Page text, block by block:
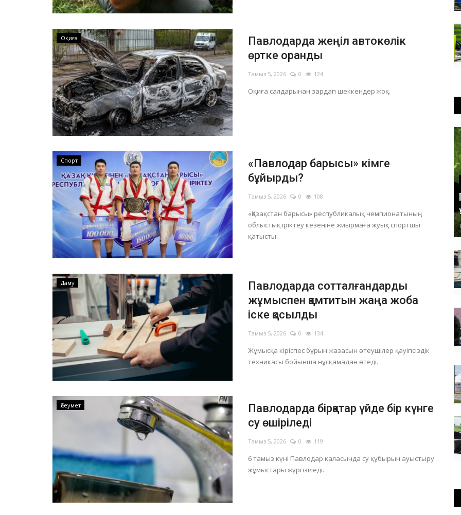
Павлодар облысындағы дала өрті оқшауланды
Оқиға
Павлодарда жеңіл автокөлік
өртке оранды
Тамыз 5, 2026 0 124
Оқиға салдарынан зардап шеккендер жоқ.
Спорт
«Павлодар барысы» кімге
бұйырды?
Тамыз 5, 2026 0 108
«Қазақстан барысы» республикалық чемпионатының
облыстық іріктеу кезеңіне жиырмаға жуық спортшы
қатысты.
Даму
Павлодарда сотталғандарды
жұмыспен қамтитын жаңа жоба
іске қосылды
Тамыз 5, 2026 0 134
Жұмысқа кіріспес бұрын жазасын өтеушілер қауіпсіздік
техникасы бойынша нұсқамадан өтеді.
Әлеумет
Павлодарда бірқатар үйде бір күнге
су өшіріледі
Тамыз 5, 2026 0 119
6 тамыз күні Павлодар қаласында су құбырын ауыстыру
жұмыстары жүргізіледі.